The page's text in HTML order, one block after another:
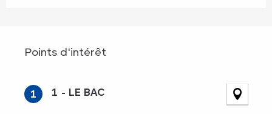
Points d'intérêt
1 1 - LE BAC